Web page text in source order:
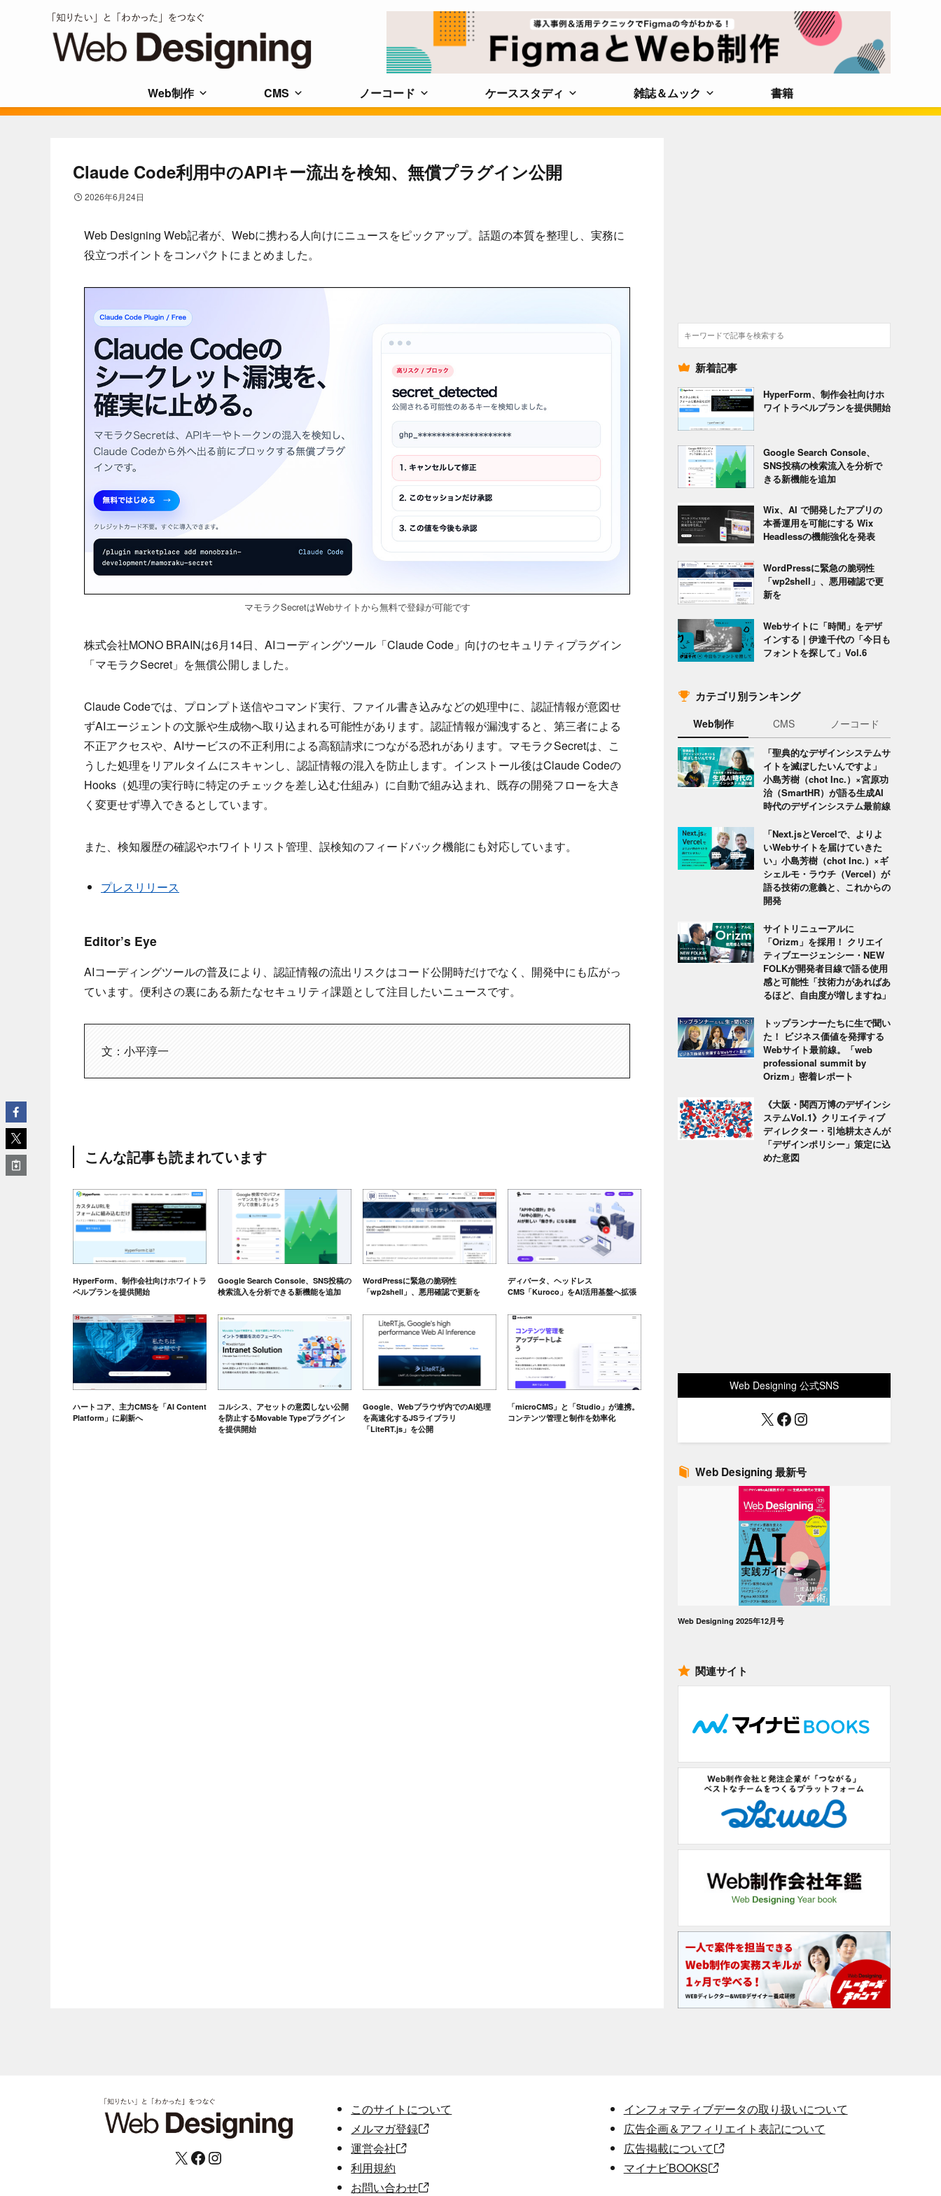
Web制作 CMS ノーコード ケーススタディ 雑誌＆ムック 書籍
Claude Code利用中のAPIキー流出を検知、無償プラグイン公開
2026年6月24日
Web Designing Web記者が、Webに携わる人向けにニュースをピックアップ。話題の本質を整理し、実務に
役立つポイントをコンパクトにまとめました。
マモラクSecretはWebサイトから無料で登録が可能です
株式会社MONO BRAINは6月14日、AIコーディングツール「Claude Code」向けのセキュリティプラグイン
「マモラクSecret」を無償公開しました。
Claude Codeでは、プロンプト送信やコマンド実行、ファイル書き込みなどの処理中に、認証情報が意図せ
ずAIエージェントの文脈や生成物へ取り込まれる可能性があります。認証情報が漏洩すると、第三者による
不正アクセスや、AIサービスの不正利用による高額請求につながる恐れがあります。マモラクSecretは、こ
うした処理をリアルタイムにスキャンし、認証情報の混入を防止します。インストール後はClaude Codeの
Hooks（処理の実行時に特定のチェックを差し込む仕組み）に自動で組み込まれ、既存の開発フローを大き
く変更せず導入できるとしています。
また、検知履歴の確認やホワイトリスト管理、誤検知のフィードバック機能にも対応しています。
プレスリリース
Editor’s Eye
AIコーディングツールの普及により、認証情報の流出リスクはコード公開時だけでなく、開発中にも広がっ
ています。便利さの裏にある新たなセキュリティ課題として注目したいニュースです。
文：小平淳一
こんな記事も読まれています
HyperForm、制作会社向けホワイトラ
ベルプランを提供開始
Google Search Console、SNS投稿の
検索流入を分析できる新機能を追加
WordPressに緊急の脆弱性
「wp2shell」、悪用確認で更新を
ディバータ、ヘッドレス
CMS「Kuroco」をAI活用基盤へ拡張
ハートコア、主力CMSを「AI Content
Platform」に刷新へ
コルシス、アセットの意図しない公開
を防止するMovable Typeプラグイン
を提供開始
Google、Webブラウザ内でのAI処理
を高速化するJSライブラリ
「LiteRT.js」を公開
「microCMS」と「Studio」が連携。
コンテンツ管理と制作を効率化
検
索
新着記事
HyperForm、制作会社向けホ
ワイトラベルプランを提供開始
Google Search Console、
SNS投稿の検索流入を分析で
きる新機能を追加
Wix、AI で開発したアプリの
本番運用を可能にする Wix
Headlessの機能強化を発表
WordPressに緊急の脆弱性
「wp2shell」、悪用確認で更
新を
Webサイトに「時間」をデザ
インする｜伊達千代の「今日も
フォントを探して」Vol.6
カテゴリ別ランキング
Web制作 CMS ノーコード
「聖典的なデザインシステムサ
イトを滅ぼしたいんですよ」
小島芳樹（chot Inc.）×宮原功
治（SmartHR）が語る生成AI
時代のデザインシステム最前線
「Next.jsとVercelで、よりよ
いWebサイトを届けていきた
い」小島芳樹（chot Inc.）×ギ
シェルモ・ラウチ（Vercel）が
語る技術の意義と、これからの
開発
サイトリニューアルに
「Orizm」を採用！ クリエイ
ティブエージェンシー・NEW
FOLKが開発者目線で語る使用
感と可能性「技術力があればあ
るほど、自由度が増しますね」
トップランナーたちに生で聞い
た！ ビジネス価値を発揮する
Webサイト最前線。「web
professional summit by
Orizm」密着レポート
《大阪・関西万博のデザインシ
ステムVol.1》クリエイティブ
ディレクター・引地耕太さんが
「デザインポリシー」策定に込
めた意図
Web Designing 公式SNS
X Facebook
Instagram
Web Designing 最新号
Web Designing 2025年12月号
関連サイト
X Facebook Instagram
このサイトについて
メルマガ登録
運営会社
利用規約
お問い合わせ
インフォマティブデータの取り扱いについて
広告企画＆アフィリエイト表記について
広告掲載について
マイナビBOOKS